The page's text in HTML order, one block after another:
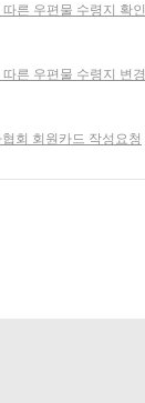
른 우편물 수령지 확인
른 우편물 수령지 변경
회 회원카드 작성요청